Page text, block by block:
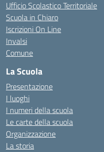
Ufficio Scolastico Territoriale
Scuola in Chiaro
Iscrizioni On Line
Invalsi
Comune
La Scuola
Presentazione
I luoghi
I numeri della scuola
Le carte della scuola
Organizzazione
La storia